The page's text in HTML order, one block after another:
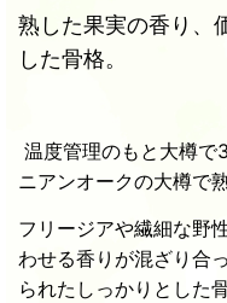
熟した果実の香り、
した骨格。
温度管理のもと大樽
ニアンオークの大樽で
フリージアや繊細な野
わせる香りが混ざり合
られたしっかりとした